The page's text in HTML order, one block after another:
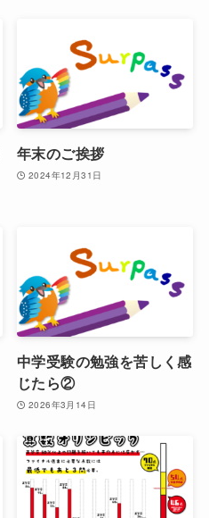
年末のご挨拶
2024年12月31日
中学受験の勉強を苦しく感
じたら②
2026年3月14日